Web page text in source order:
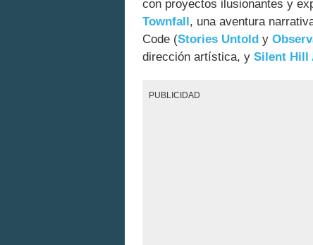
con proyectos ilusionantes y
Townfall, una aventura
Code (Stories Untold y
dirección artística, y Silent Hill
PUBLICIDAD